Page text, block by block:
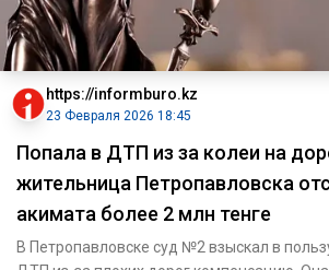
https://informburo.kz
23 Февраля 2026 18:45
Попала в ДТП из за колеи на
жительница Петропавловска
акимата более 2 млн тенге
В Петропавловске суд №2 взыскал в